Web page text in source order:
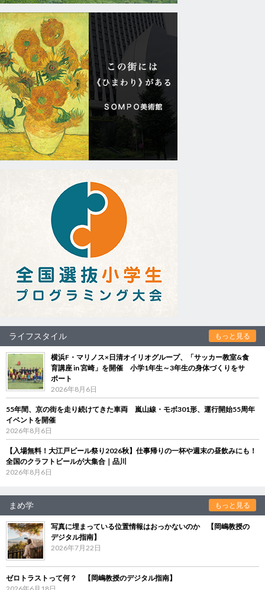
ライフスタイル もっと見る
横浜F・マリノス×日清オイリオグループ、「サッカー教室&食
育講座 in 宮崎」を開催 小学1年生～3年生の身体づくりをサ
ポート
2026年8月6日
55年間、京の街を走り続けてきた車両 嵐山線・モボ301形、運行開始55周年
イベントを開催
2026年8月6日
【入場無料！大江戸ビール祭り2026秋】仕事帰りの一杯や週末の昼飲みにも！
全国のクラフトビールが大集合｜品川
2026年8月6日
まめ学 もっと見る
写真に埋まっている位置情報はおっかないのか 【岡嶋教授の
デジタル指南】
2026年7月22日
ゼロトラストって何？ 【岡嶋教授のデジタル指南】